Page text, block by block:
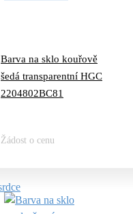
Barva na sklo kouřově
šedá transparentní HGC
2204802BC81
Žádost o cenu